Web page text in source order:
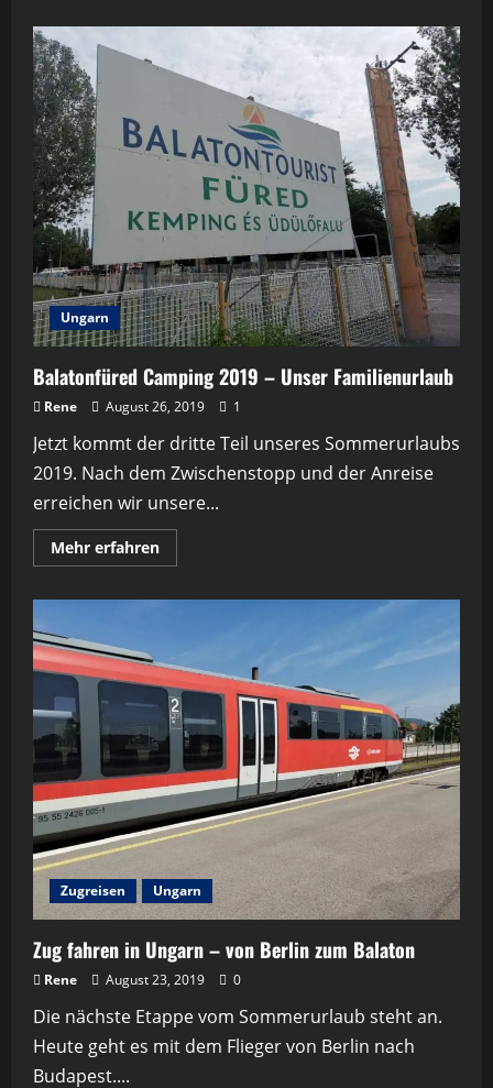
Budapest-
der
Ungarn
Ungarn
Balatonfüred Camping 2019 – Unser Familienurlaub
Rene August 26, 2019 1
Jetzt kommt der dritte Teil unseres Sommerurlaubs
2019. Nach dem Zwischenstopp und der Anreise
erreichen wir unsere...
Mehr erfahrenMehr
Informationen
Unser
Familienurlaub
Zugreisen Ungarn
Zug fahren in Ungarn – von Berlin zum Balaton
Rene August 23, 2019 0
Die nächste Etappe vom Sommerurlaub steht an.
Heute geht es mit dem Flieger von Berlin nach
Budapest....